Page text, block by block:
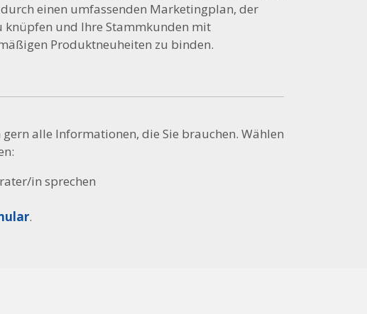
einen umfassenden Marketingplan, der
knüpfen und Ihre Stammkunden mit
Produktneuheiten zu binden.
alle Informationen, die Sie brauchen. Wählen
in sprechen
.